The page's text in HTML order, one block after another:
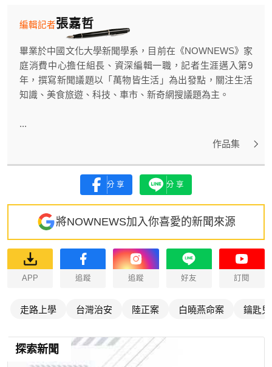
張嘉哲
編輯記者
畢業於中國文化大學新聞學系，目前在《NOWNEWS》家
庭消費中心擔任組長、資深編輯一職，記者生涯邁入第9
年，撰寫新聞議題以「萬物皆生活」為出發點，關注生活
知識、美食旅遊、科技、車市、新奇網搜議題為主。
...
作品集
分享 分享
將NOWNEWS加入你喜愛的新聞來源
APP 追蹤 追蹤 好友 訂閱
走路上學 台灣治安 陸正案 白曉燕命案 鑰匙
探索新聞